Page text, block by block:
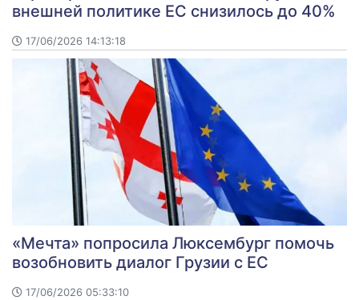
внешней политике ЕС снизилось до 40%
17/06/2026 14:13:18
«Мечта» попросила Люксембург помочь
возобновить диалог Грузии с ЕС
17/06/2026 05:33:10